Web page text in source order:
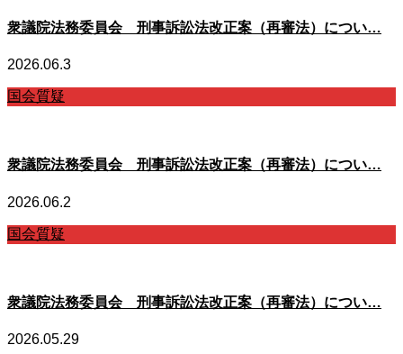
衆議院法務委員会 刑事訴訟法改正案（再審法）につい…
2026.06.3
国会質疑
衆議院法務委員会 刑事訴訟法改正案（再審法）につい…
2026.06.2
国会質疑
衆議院法務委員会 刑事訴訟法改正案（再審法）につい…
2026.05.29